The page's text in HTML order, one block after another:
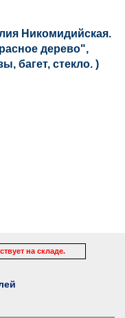
Никомидийская.
дерево",
багет, стекло. )
на складе.